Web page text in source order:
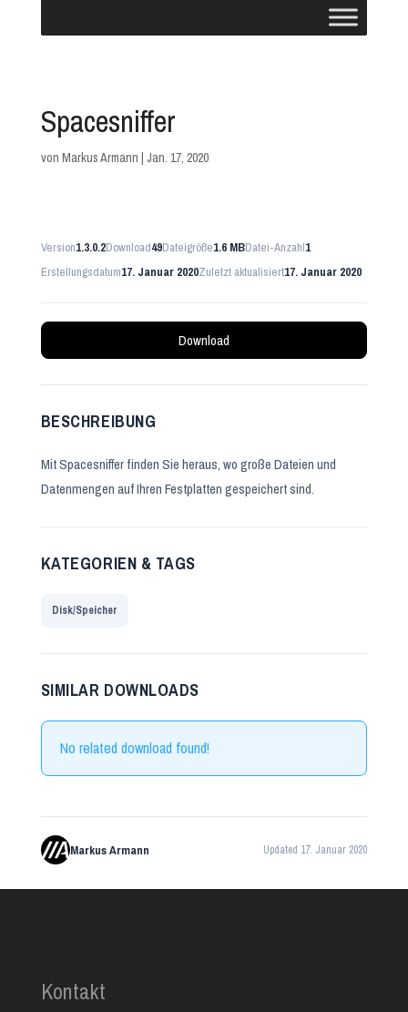
Spacesniffer
von Markus Armann | Jan. 17, 2020
Version1.3.0.2Download49Dateigröße1.6 MBDatei-Anzahl1
Erstellungsdatum17. Januar 2020Zuletzt aktualisiert17. Januar 2020
Download
BESCHREIBUNG
Mit Spacesniffer finden Sie heraus, wo große Dateien und
Datenmengen auf Ihren Festplatten gespeichert sind.
KATEGORIEN & TAGS
Disk/Speicher
SIMILAR DOWNLOADS
No related download found!
Markus Armann Updated 17. Januar 2020
Kontakt